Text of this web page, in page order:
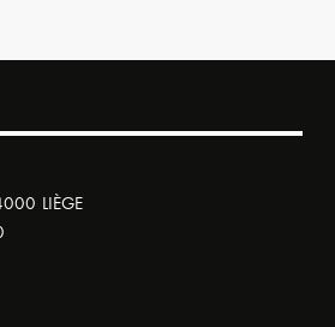
LIÈGE